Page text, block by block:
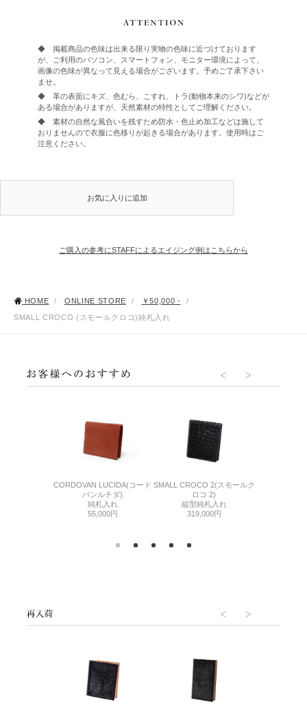
◆ 掲載商品の色味は出来る限り実物の色味に近づけております
が、ご利用のパソコン、スマートフォン、モニター環境によって、
画像の色味が異なって見える場合がございます。予めご了承下さい
ませ。
◆ 革の表面にキズ、色むら、こすれ、トラ(動物本来のシワ)などが
ある場合がありますが、天然素材の特性としてご理解ください。
◆ 素材の自然な風合いを残すため防水・色止め加工などは施して
おりませんので衣服に色移りが起きる場合があります。使用時はご
注意ください。
お気に入りに追加
ご購入の参考にSTAFFによるエイジング例はこちらから
HOME / ONLINE STORE / ￥50,000 -
/
SMALL CROCO (スモールクロコ)純札入れ
CORDOVAN LUCIDA(コード
バンルチダ)
純札入れ
55,000円
SMALL CROCO 2(スモールク
ロコ 2)
縦型純札入れ
319,000円